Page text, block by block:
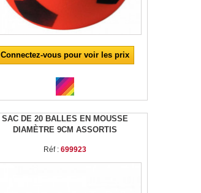
Connectez-vous pour voir les prix
SAC DE 20 BALLES EN MOUSSE
DIAMÈTRE 9CM ASSORTIS
Réf : 699923